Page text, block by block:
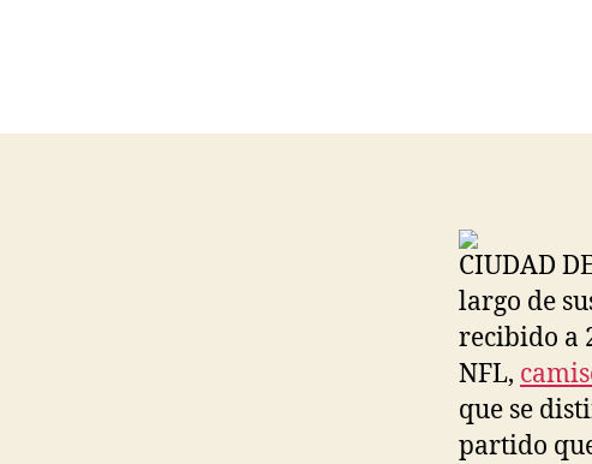
CIUDAD
largo de
recibido a
NFL,
que se
partido